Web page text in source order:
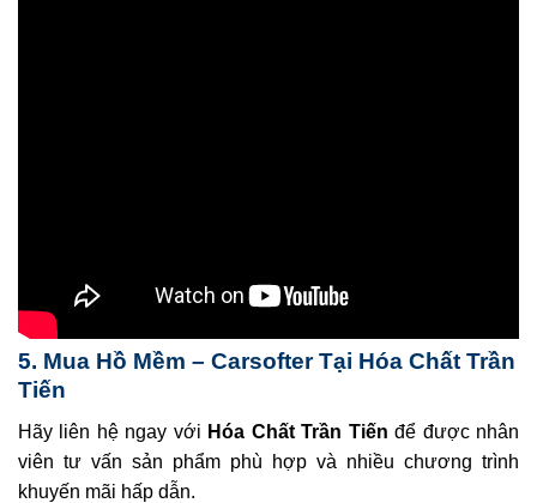
5. Mua Hồ Mềm – Carsofter Tại Hóa Chất Trần
Tiến
Hãy liên hệ ngay với Hóa Chất Trần Tiến để được nhân
viên tư vấn sản phẩm phù hợp và nhiều chương trình
khuyến mãi hấp dẫn.